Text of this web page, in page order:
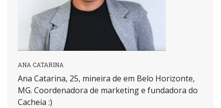
ANA CATARINA
Ana Catarina, 25, mineira de em Belo Horizonte,
MG. Coordenadora de marketing e fundadora do
Cacheia :)